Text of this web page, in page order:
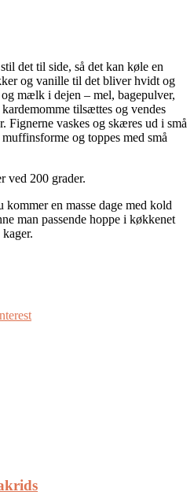
det til side, så det kan køle en
og vanille til det bliver hvidt og
mælk i dejen – mel, bagepulver,
tilsættes og vendes
Fignerne vaskes og skæres ud i små
og toppes med små
ved 200 grader.
kommer en masse dage med kold
man passende hoppe i køkkenet